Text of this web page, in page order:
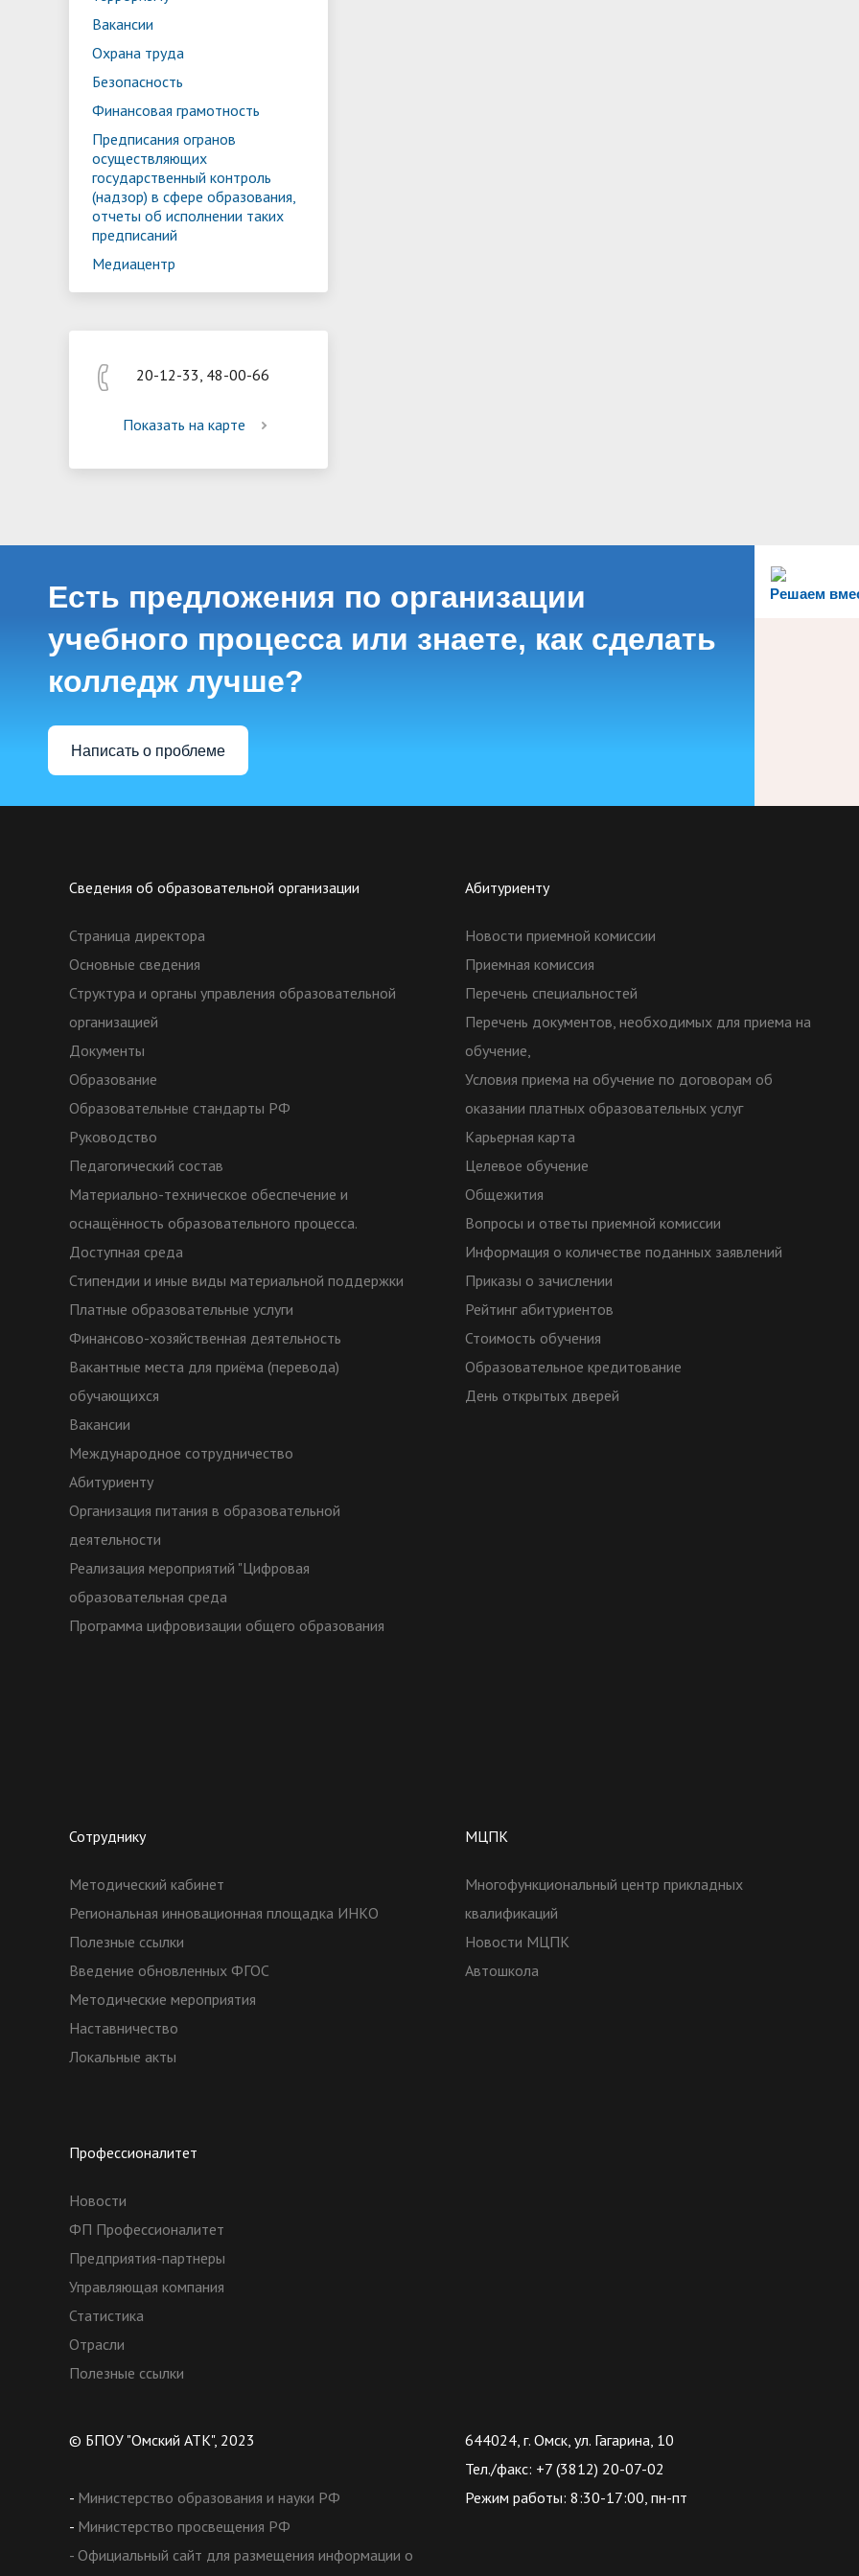
Реализация мероприятий
"Цифровая образовательная среда
Вакансии
Охрана труда
Безопасность
Финансовая грамотность
Предписания огранов
осуществляющих
государственный контроль
(надзор) в сфере образования,
отчеты об исполнении таких
предписаний
Медиацентр
20-12-33, 48-00-66
Показать на карте
Решаем
Есть предложения по организации
учебного процесса или знаете, как сделать
колледж лучше?
Написать о проблеме
Сведения об образовательной организации
Страница директора
Основные сведения
Структура и органы управления образовательной
организацией
Документы
Образование
Образовательные стандарты РФ
Руководство
Педагогический состав
Материально-техническое обеспечение и
оснащённость образовательного процесса.
Доступная среда
Стипендии и иные виды материальной поддержки
Платные образовательные услуги
Финансово-хозяйственная деятельность
Вакантные места для приёма (перевода)
обучающихся
Вакансии
Международное сотрудничество
Абитуриенту
Организация питания в образовательной
деятельности
Реализация мероприятий "Цифровая
образовательная среда
Программа цифровизации общего образования
Абитуриенту
Новости приемной комиссии
Приемная комиссия
Перечень специальностей
Перечень документов, необходимых для приема на
обучение,
Условия приема на обучение по договорам об
оказании платных образовательных услуг
Карьерная карта
Целевое обучение
Общежития
Вопросы и ответы приемной комиссии
Информация о количестве поданных заявлений
Приказы о зачислении
Рейтинг абитуриентов
Стоимость обучения
Образовательное кредитование
День открытых дверей
Сотруднику
Методический кабинет
Региональная инновационная площадка ИНКО
Полезные ссылки
Введение обновленных ФГОС
Методические мероприятия
Наставничество
Локальные акты
МЦПК
Многофункциональный центр прикладных
квалификаций
Новости МЦПК
Автошкола
Профессионалитет
Новости
ФП Профессионалитет
Предприятия-партнеры
Управляющая компания
Статистика
Отрасли
Полезные ссылки
© БПОУ "Омский АТК", 2023
- Министерство образования и науки РФ
- Министерство просвещения РФ
- Официальный сайт для размещения информации о
644024, г. Омск, ул. Гагарина, 10
Тел./факс: +7 (3812) 20-07-02
Режим работы: 8:30-17:00, пн-пт